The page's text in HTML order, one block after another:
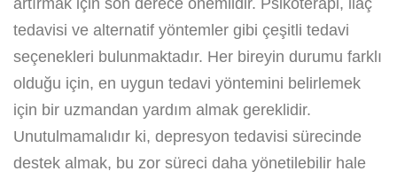
tedavisi ve alternatif yöntemler gibi çeşitli tedavi
seçenekleri bulunmaktadır. Her bireyin durumu farklı
olduğu için, en uygun tedavi yöntemini belirlemek
için bir uzmandan yardım almak gereklidir.
Unutulmamalıdır ki, depresyon tedavisi sürecinde
destek almak, bu zor süreci daha yönetilebilir hale